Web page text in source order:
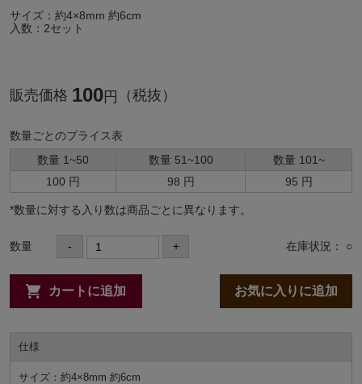
サイズ：約4×8mm 約6cm
入数：2セット
販売価格 100円 （税抜）
数量ごとのプライス表
数量 1~50
数量 51~100
数量 101~
100 円
98 円 95 円
*数量に対する⼊り数は商品ごとに異なります。
数量 - + 在庫状況： ○
カートに追加 お気に入りに追加
仕様
サイズ：約4×8mm 約6cm